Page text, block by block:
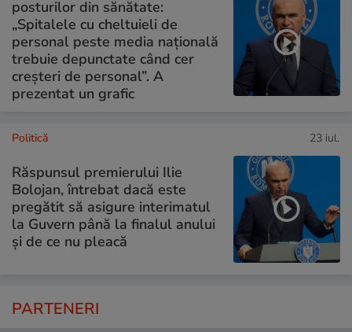
posturilor din sănătate:
„Spitalele cu cheltuieli de
personal peste media națională
trebuie depunctate când cer
creșteri de personal”. A
prezentat un grafic
Politică 23 iul.
Răspunsul premierului Ilie
Bolojan, întrebat dacă este
pregătit să asigure interimatul
la Guvern până la finalul anului
și de ce nu pleacă
PARTENERI